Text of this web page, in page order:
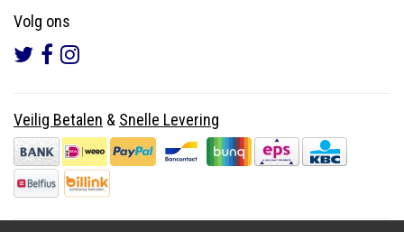
Volg ons
Veilig Betalen & Snelle Levering